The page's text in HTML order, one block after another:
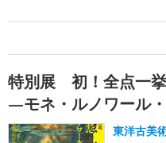
特別展 初！全点一
—モネ・ルノワール
東洋古美